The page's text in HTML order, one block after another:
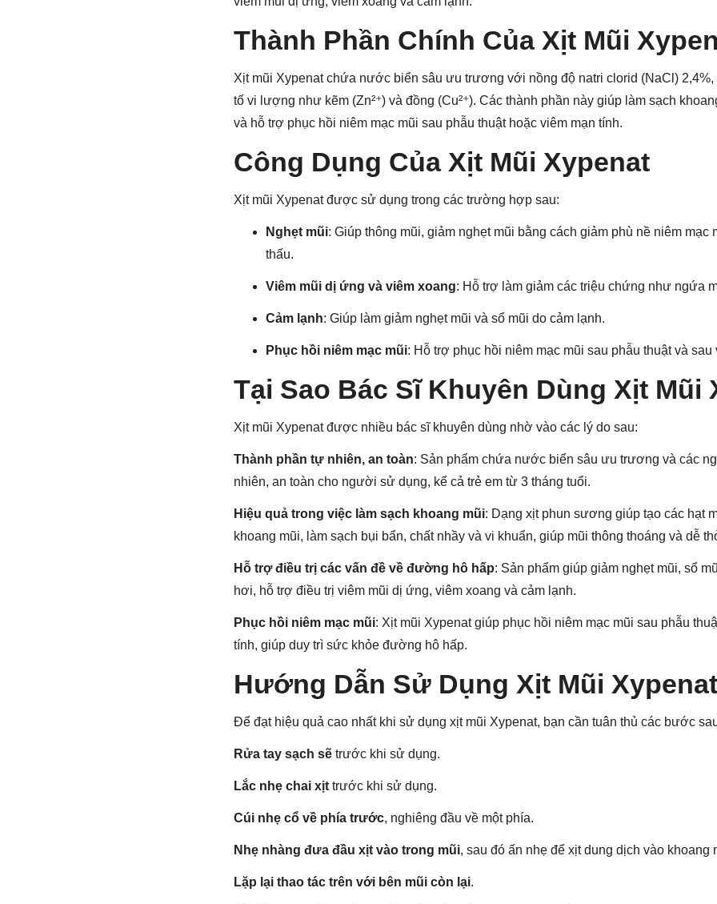
Thành Phần Chính Của Xịt Mũi
Xịt mũi Xypenat chứa nước biển sâu ưu trương với nồng độ natri clorid (NaCl)
tố vi lượng như kẽm (Zn²⁺) và đồng (Cu²⁺). Các thành phần này giúp làm sạch
và hỗ trợ phục hồi niêm mạc mũi sau phẫu thuật hoặc viêm mạn tính.
Công Dụng Của Xịt Mũi Xypenat
Xịt mũi Xypenat được sử dụng trong các trường hợp sau:
Nghẹt mũi: Giúp thông mũi, giảm nghẹt mũi bằng cách giảm phù nề niêm mạc
thấu.
Viêm mũi dị ứng và viêm xoang: Hỗ trợ làm giảm các triệu chứng như ngứa
Cảm lạnh: Giúp làm giảm nghẹt mũi và sổ mũi do cảm lạnh.
Phục hồi niêm mạc mũi: Hỗ trợ phục hồi niêm mạc mũi sau phẫu thuật và sau
Tại Sao Bác Sĩ Khuyên Dùng Xịt Mũi
Xịt mũi Xypenat được nhiều bác sĩ khuyên dùng nhờ vào các lý do sau:
Thành phần tự nhiên, an toàn: Sản phẩm chứa nước biển sâu ưu trương và các
nhiên, an toàn cho người sử dụng, kể cả trẻ em từ 3 tháng tuổi.
Hiệu quả trong việc làm sạch khoang mũi: Dạng xịt phun sương giúp tạo các hạt
khoang mũi, làm sạch bụi bẩn, chất nhầy và vi khuẩn, giúp mũi thông thoáng và dễ
Hỗ trợ điều trị các vấn đề về đường hô hấp: Sản phẩm giúp giảm nghẹt mũi, sổ
hơi, hỗ trợ điều trị viêm mũi dị ứng, viêm xoang và cảm lạnh.
Phục hồi niêm mạc mũi: Xịt mũi Xypenat giúp phục hồi niêm mạc mũi sau phẫu
tính, giúp duy trì sức khỏe đường hô hấp.
Hướng Dẫn Sử Dụng Xịt Mũi Xypenat
Để đạt hiệu quả cao nhất khi sử dụng xịt mũi Xypenat, bạn cần tuân thủ các bước
Rửa tay sạch sẽ trước khi sử dụng.
Lắc nhẹ chai xịt trước khi sử dụng.
Cúi nhẹ cổ về phía trước, nghiêng đầu về một phía.
Nhẹ nhàng đưa đầu xịt vào trong mũi, sau đó ấn nhẹ để xịt dung dịch vào khoang
Lặp lại thao tác trên với bên mũi còn lại.